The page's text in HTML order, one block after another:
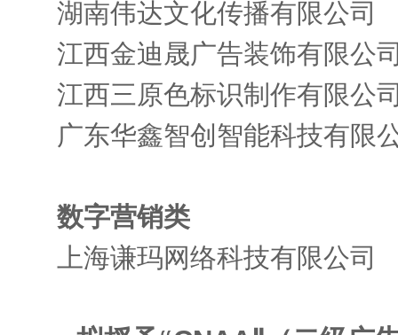
湖南伟达文化传播有限公司
江西金迪晟广告装饰有限公
江西三原色标识制作有限公
广东华鑫智创智能科技有限
数字营销类
上海谦玛网络科技有限公司